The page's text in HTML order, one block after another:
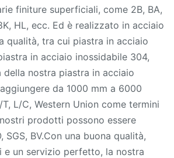
finiture superficiali, come 2B, BA,
HL, ecc. Ed è realizzato in acciaio
qualità, tra cui piastra in acciaio
in acciaio inossidabile 304,
della nostra piastra in acciaio
da 1000 mm a 6000
L/C, Western Union come termini
prodotti possono essere
BV.Con una buona qualità,
un servizio perfetto, la nostra